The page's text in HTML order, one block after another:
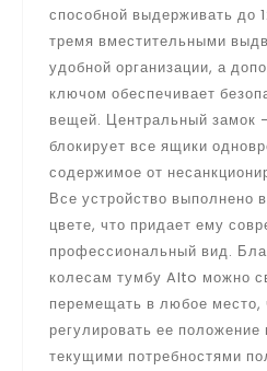
способной выдерживать до
тремя вместительными
удобной организации, а
ключом обеспечивает
вещей. Центральный замок
блокирует все ящики
содержимое от
Все устройство выполнено
цвете, что придает ему
профессиональный вид.
колесам тумбу Alto можно
перемещать в любое место,
регулировать ее положение
текущими потребностями